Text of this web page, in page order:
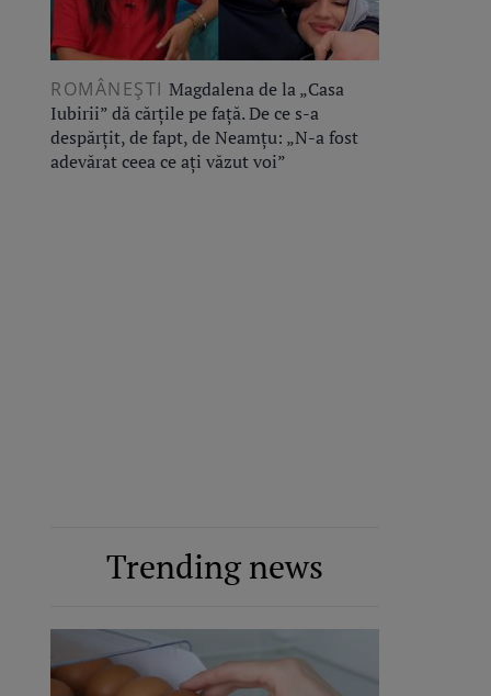
ROMÂNEŞTI Magdalena de la „Casa
Iubirii” dă cărțile pe față. De ce s-a
despărțit, de fapt, de Neamțu: „N-a fost
adevărat ceea ce ați văzut voi”
Trending news